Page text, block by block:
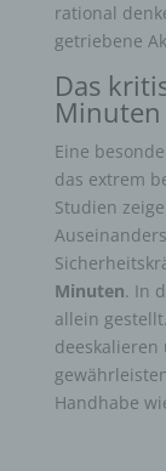
rational
getriebene
Das
Minuten
Eine
das extrem
Studien
Minuten. In
allein
Handhabe